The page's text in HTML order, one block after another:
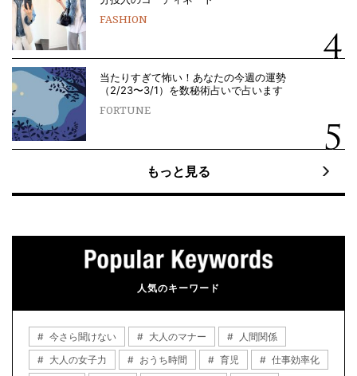
FASHION
当たりすぎて怖い！あなたの今週の運勢
（2/23〜3/1）を数秘術占いで占います
FORTUNE
もっと見る
人気のキーワード
今さら聞けない 大人のマナー
人間関係
大人の女子力
おうち時間 育児
仕事効率化